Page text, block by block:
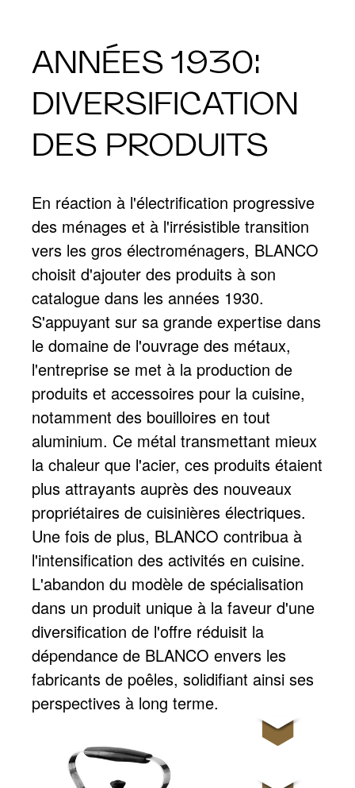
ANNÉES 1930:
DIVERSIFICATION
DES PRODUITS
En réaction à l'électrification progressive
des ménages et à l'irrésistible transition
vers les gros électroménagers, BLANCO
choisit d'ajouter des produits à son
catalogue dans les années 1930.
S'appuyant sur sa grande expertise dans
le domaine de l'ouvrage des métaux,
l'entreprise se met à la production de
produits et accessoires pour la cuisine,
notamment des bouilloires en tout
aluminium. Ce métal transmettant mieux
la chaleur que l'acier, ces produits étaient
plus attrayants auprès des nouveaux
propriétaires de cuisinières électriques.
Une fois de plus, BLANCO contribua à
l'intensification des activités en cuisine.
L'abandon du modèle de spécialisation
dans un produit unique à la faveur d'une
diversification de l'offre réduisit la
dépendance de BLANCO envers les
fabricants de poêles, solidifiant ainsi ses
perspectives à long terme.